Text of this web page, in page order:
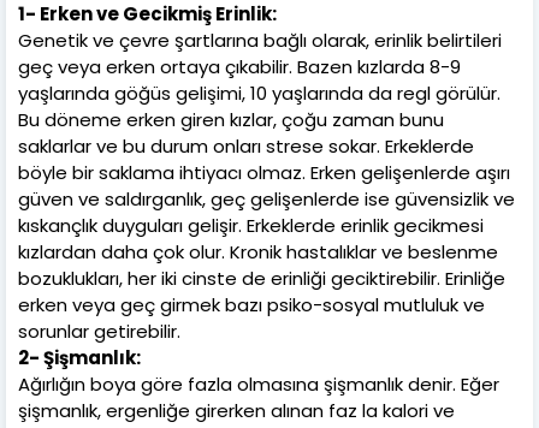
1- Erken ve Gecikmiş Erinlik:
Genetik ve çevre şartlarına bağlı olarak, erinlik belirtileri
geç veya erken ortaya çıkabilir. Bazen kızlarda 8-9
yaşlarında göğüs gelişimi, 10 yaşlarında da regl görülür.
Bu döneme erken giren kızlar, çoğu zaman bunu
saklarlar ve bu durum onları strese sokar. Erkeklerde
böyle bir saklama ihtiyacı olmaz. Erken gelişenlerde aşırı
güven ve saldırganlık, geç gelişenlerde ise güvensizlik ve
kıskançlık duyguları gelişir. Erkeklerde erinlik gecikmesi
kızlardan daha çok olur. Kronik hastalıklar ve beslenme
bozuklukları, her iki cinste de erinliği geciktirebilir. Erinliğe
erken veya geç girmek bazı psiko-sosyal mutluluk ve
sorunlar getirebilir.
2- Şişmanlık:
Ağırlığın boya göre fazla olmasına şişmanlık denir. Eğer
şişmanlık, ergenliğe girerken alınan faz la kalori ve